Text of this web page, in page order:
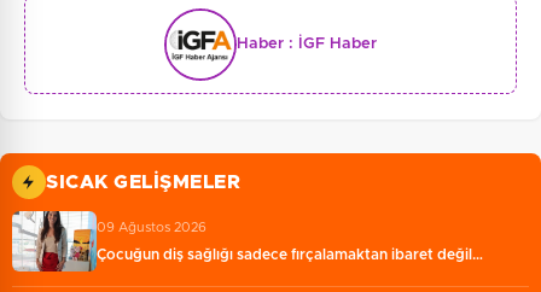
Haber : İGF Haber
SICAK GELIŞMELER
09 Ağustos 2026
Çocuğun diş sağlığı sadece fırçalamaktan ibaret değil…